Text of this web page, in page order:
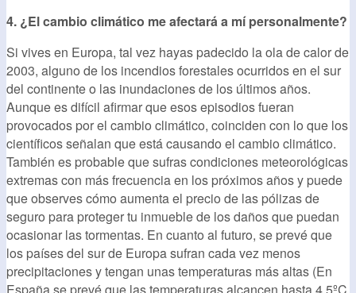
4. ¿El cambio climático me afectará a mí personalmente?
Si vives en Europa, tal vez hayas padecido la ola de calor de
2003, alguno de los incendios forestales ocurridos en el sur
del continente o las inundaciones de los últimos años.
Aunque es difícil afirmar que esos episodios fueran
provocados por el cambio climático, coinciden con lo que los
científicos señalan que está causando el cambio climático.
También es probable que sufras condiciones meteorológicas
extremas con más frecuencia en los próximos años y puede
que observes cómo aumenta el precio de las pólizas de
seguro para proteger tu inmueble de los daños que puedan
ocasionar las tormentas. En cuanto al futuro, se prevé que
los países del sur de Europa sufran cada vez menos
precipitaciones y tengan unas temperaturas más altas (En
España se prevé que las temperaturas alcancen hasta 4,5ºC